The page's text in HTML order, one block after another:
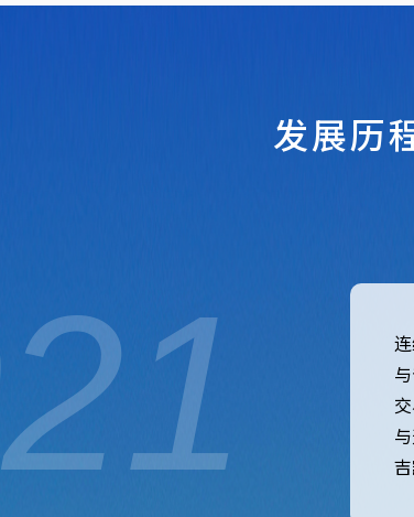
发展历